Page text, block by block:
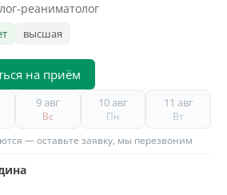
реаниматолог
высшая
на приём
9 авг
Вс
10 авг
Пн
11 авг
Вт
— оставьте заявку, мы перезвоним